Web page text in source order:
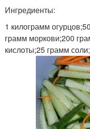
Ингредиенты:
1 килограмм
грамм моркови;200
кислоты;25 грамм